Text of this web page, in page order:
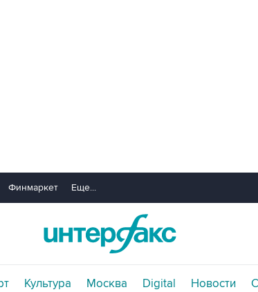
Финмаркет Еще...
Культура Москва Digital Новости